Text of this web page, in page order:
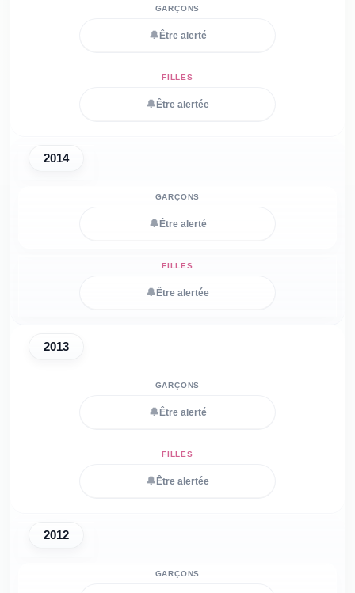
🔔 Être alerté
🔔 Être alertée
2014
🔔 Être alerté
🔔 Être alertée
2013
🔔 Être alerté
🔔 Être alertée
2012